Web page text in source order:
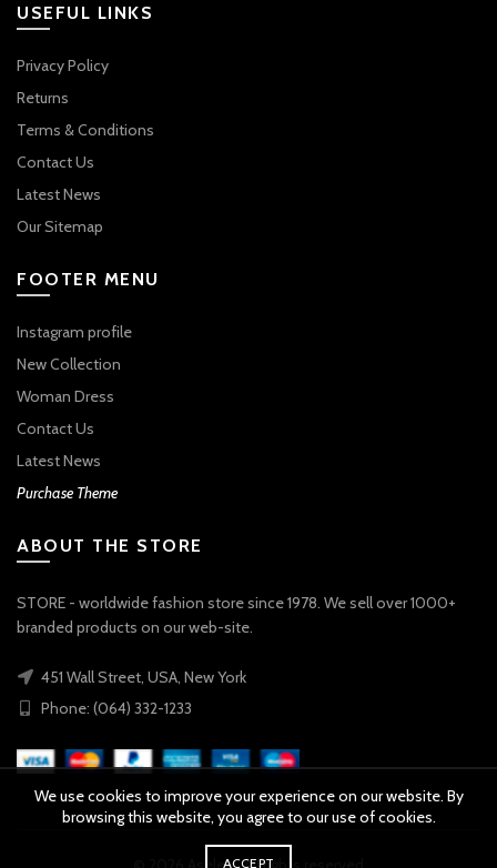
USEFUL LINKS
Privacy Policy
Returns
Terms & Conditions
Contact Us
Latest News
Our Sitemap
FOOTER MENU
Instagram profile
New Collection
Woman Dress
Contact Us
Latest News
Purchase Theme
ABOUT THE STORE
STORE - worldwide fashion store since 1978. We sell over 1000+
branded products on our web-site.
451 Wall Street, USA, New York
Phone: (064) 332-1233
We use cookies to improve your experience on our website. By
browsing this website, you agree to our use of cookies.
ACCEPT